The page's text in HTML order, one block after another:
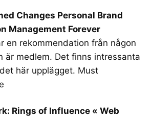
Changes Personal Brand
Management Forever
en rekommendation från någon
är medlem. Det finns intressanta
här upplägget. Must
Rings of Influence « Web